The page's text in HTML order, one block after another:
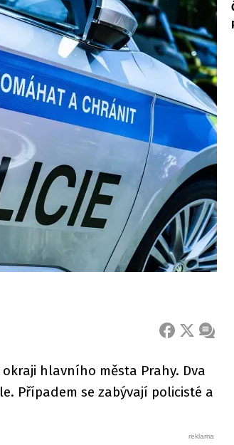
FACEBOOK
X
hlavního města Prahy. Dva
Případem se zabývají policisté a